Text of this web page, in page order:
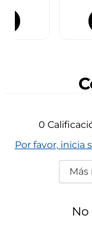
0
Por favor, inicia
Más